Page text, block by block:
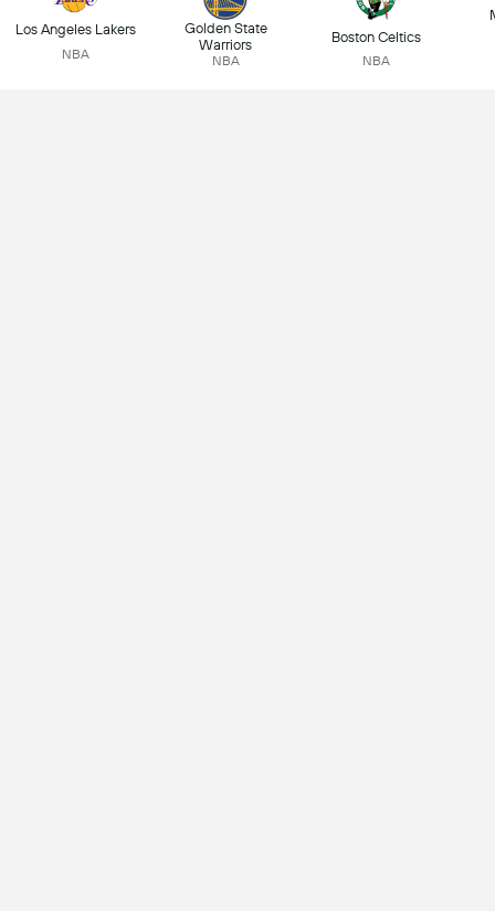
Los Angeles Lakers
NBA
Golden State
Warriors
NBA
Boston Celtics
NBA